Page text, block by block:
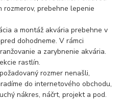
rozmerov, prebehne lepenie
a montáž akvária prebehne v
dohodneme. V rámci
a zarybnenie akvária.
rastlín.
rozmer nenašli,
do internetového obchodu,
nákres, náčrt, projekt a pod.